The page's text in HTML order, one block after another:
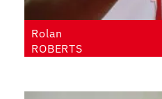
Rolan
ROBERTS